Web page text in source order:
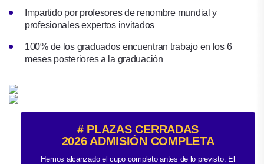
Impartido por profesores de renombre mundial y
profesionales expertos invitados
100% de los graduados encuentran trabajo en los 6
meses posteriores a la graduación
# PLAZAS CERRADAS
2026 ADMISIÓN COMPLETA
Hemos alcanzado el cupo completo antes de lo previsto. El